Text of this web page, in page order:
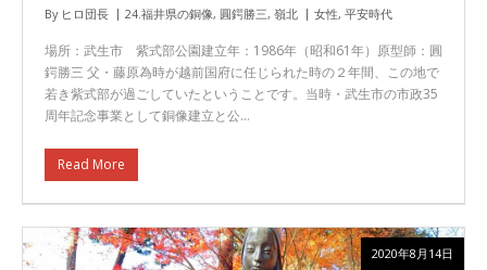
By ヒロ団長 24.福井県の銅像, 圓鍔勝三, 嶺北 女性, 平安時代
場所：武生市 紫式部公園建立年：1986年（昭和61年）原型師：圓
鍔勝三 父・藤原為時が越前国府に任じられた時の２年間、この地で
若き紫式部が過ごしていたということです。当時・武生市の市政35
周年記念事業として銅像建立と公…
Read More
2020年8月14日